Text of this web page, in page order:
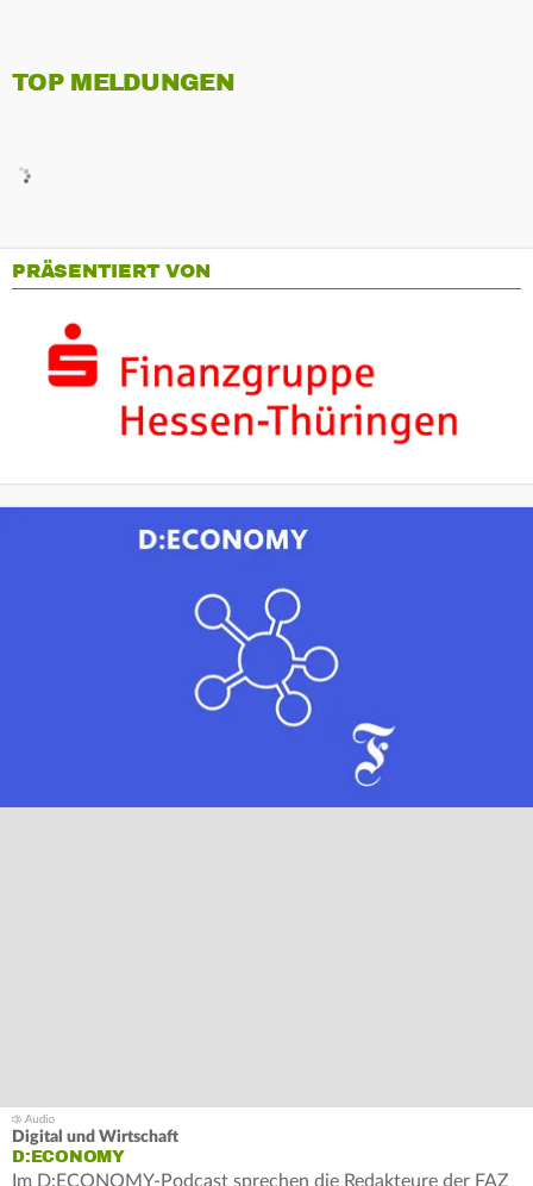
TOP MELDUNGEN
PRÄSENTIERT VON
Digital und Wirtschaft
D:ECONOMY
Im D:ECONOMY-Podcast sprechen die Redakteure der FAZ